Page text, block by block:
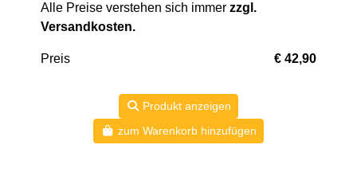
Alle Preise verstehen sich immer zzgl.
Versandkosten.
Preis € 42,90
Produkt anzeigen
zum Warenkorb hinzufügen